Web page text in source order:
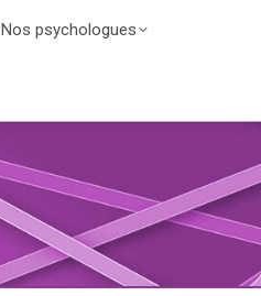
Nos psychologues